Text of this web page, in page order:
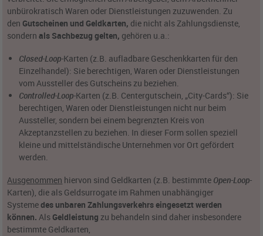
unbürokratisch Waren oder Dienstleistungen zuzuwenden. Zu
den Gutscheinen und Geldkarten, die nicht als Zahlungsdienste,
sondernals Sachbezug gelten, gehören u.a.:
Closed-Loop-Karten (z.B. aufladbare Geschenkkarten für den
Einzelhandel): Sie berechtigen, Waren oder Dienstleistungen
vom Aussteller des Gutscheins zu beziehen.
Controlled-Loop-Karten (z.B. Centergutschein, „City-Cards“): Sie
berechtigen, Waren oder Dienstleistungen nicht nur beim
Aussteller, sondern bei einem begrenzten Kreis von
Akzeptanzstellen zu beziehen. In dieser Form sollen speziell
kleine und mittelständische Unternehmen vor Ort gefördert
werden.
Ausgenommen hiervon sind Geldkarten (z.B. bestimmte Open-Loop-
Karten), die als Geldsurrogate im Rahmen unabhängiger
Systemedes unbaren Zahlungsverkehrs eingesetzt werden
können. Als Geldleistung zu behandeln sind daher insbesondere
bestimmte Geldkarten,